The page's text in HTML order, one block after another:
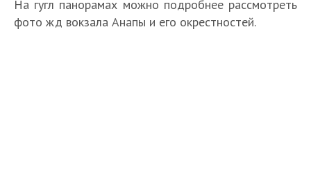
На гугл панорамах можно подробнее рассмотреть
фото жд вокзала Анапы и его окрестностей.